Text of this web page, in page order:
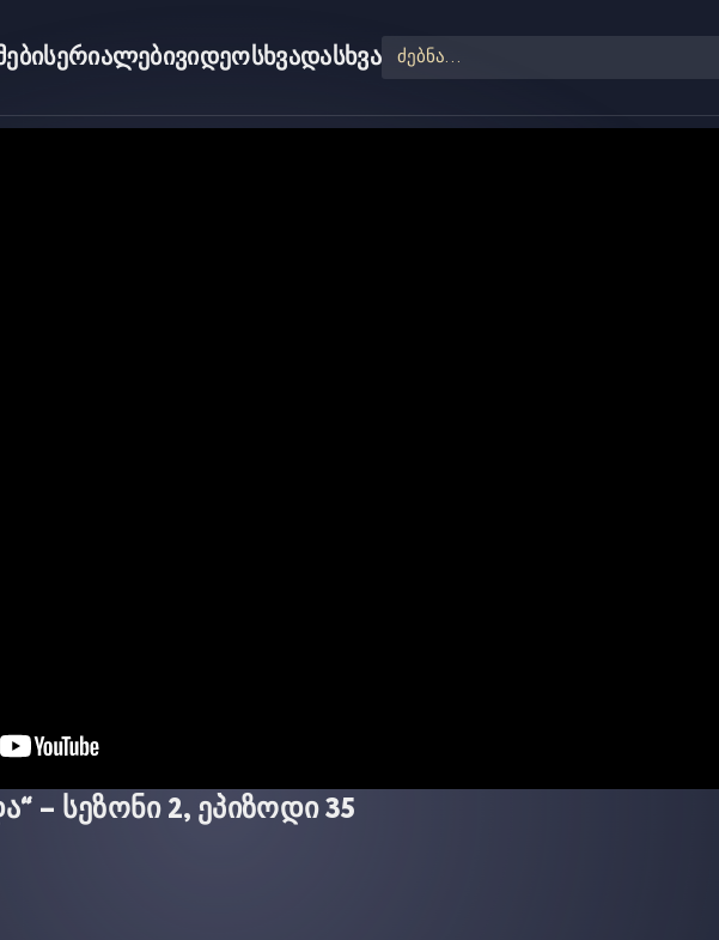
სერიალებივიდეოსხვადასხვა
– სეზონი 2, ეპიზოდი 35